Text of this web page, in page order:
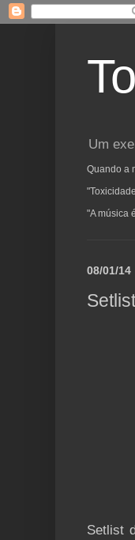
Um
Quando a
"A música
08/01/14
Setlist